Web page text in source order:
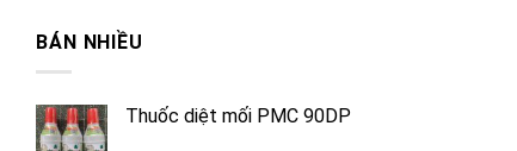
BÁN NHIỀU
Thuốc diệt mối PMC 90DP